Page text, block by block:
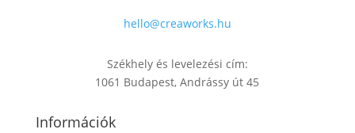
hello@creaworks.hu
Székhely és levelezési cím:
1061 Budapest, Andrássy út 45
Információk